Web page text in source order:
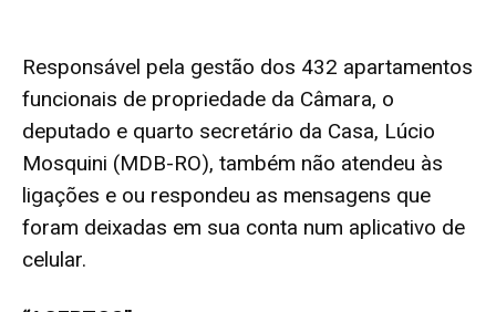
Responsável pela gestão dos 432 apartamentos
funcionais de propriedade da Câmara, o
deputado e quarto secretário da Casa, Lúcio
Mosquini (MDB-RO), também não atendeu às
ligações e ou respondeu as mensagens que
foram deixadas em sua conta num aplicativo de
celular.